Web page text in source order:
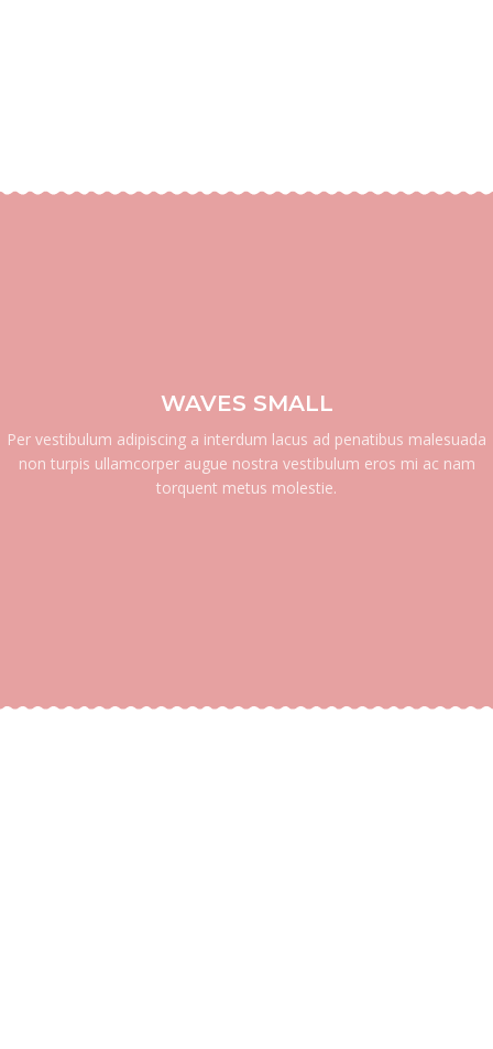
WAVES SMALL
Per vestibulum adipiscing a interdum lacus ad penatibus malesuada
non turpis ullamcorper augue nostra vestibulum eros mi ac nam
torquent metus molestie.